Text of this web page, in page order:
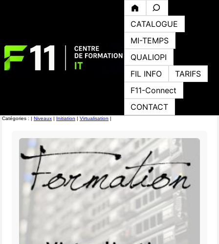
CATALOGUE
MI-TEMPS
QUALIOPI
FIL INFO
TARIFS
F11-Connect
CONTACT
Catégories : | Niveaux | Initiation | Virtualisation |